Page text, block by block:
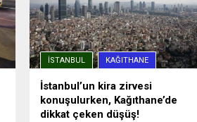
İSTANBUL KAĞITHANE
İstanbul’un kira zirvesi
konuşulurken, Kağıthane’de
dikkat çeken düşüş!